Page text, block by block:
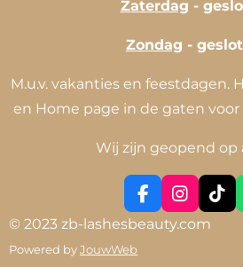
Zaterdag -
Zondag -
M.u.v. vakanties en feestdagen.
en Home page in de gaten
Wij zijn geopend op
F
a
c
I
n
s
T
i
© 2023 zb-lashesbeauty.com
Powered byJouwWeb